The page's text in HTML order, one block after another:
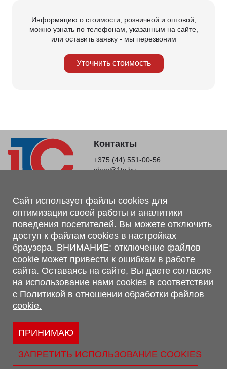
Информацию о стоимости, розничной и оптовой,
можно узнать по телефонам, указанным на сайте,
или оставить заявку - мы перезвоним
Уточнить стоимость
Контакты
+375 (44) 551-00-56
shop@1tc.by
Магазин, склад
г. Минск, Минский р-н, п. Привольный, ул. Мира, 20А,
223062
г. Брест, ул. Лейтенанта Рябцева, 108 В, 224701
Обращаем Ваше внимание, что вся предоставленная на сайте
информация, касающаяся комплектаций, технических
характеристик, цветовых сочетаний, а также стоимости и
сервисного обслуживания носит информационный характер и
не является публичной офертой, определяемой п.2 ст.407
Гражданского кодекса Республики Беларусь.
Политика обработки персональных данных
Политикой в отношении обработки файлов cookie.
Сайт использует файлы cookies для
оптимизации своей работы и аналитики
поведения посетителей. Вы можете отключить
доступ к файлам cookies в настройках
браузера. ВНИМАНИЕ: отключение файлов
cookie может привести к ошибкам в работе
сайта. Оставаясь на сайте, Вы даете согласие
на использование нами cookies в соответствии
с Политикой в отношении обработки файлов
cookie.
ПРИНИМАЮ
ЗАПРЕТИТЬ ИСПОЛЬЗОВАНИЕ COOKIES